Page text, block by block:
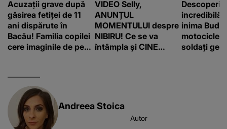
Acuzații grave după
găsirea fetiței de 11
ani dispărute în
Bacău! Familia copilei
cere imaginile de pe
a mai dus sora mea...”
VIDEO Selly,
ANUNȚUL
MOMENTULUI despre
NIBIRU! Ce se va
întâmpla și CINE
incredibilă
inima
soldați
Andreea Stoica
Autor